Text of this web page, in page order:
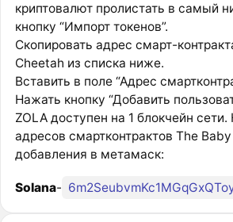
криптовалют пролистать в самый
кнопку “Импорт токенов”.
Скопировать адрес смарт-
Cheetah из списка ниже.
Вставить в поле “Адрес
Нажать кнопку “Добавить
ZOLA доступен на 1 блокчейн
адресов смартконтрактов The
добавления в метамаск:
Solana-